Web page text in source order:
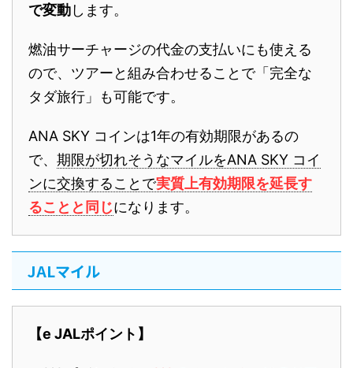
で変動します。
燃油サーチャージの代金の支払いにも使える
ので、ツアーと組み合わせることで「完全な
タダ旅行」も可能です。
ANA SKY コインは1年の有効期限があるの
で、 期限が切れそうなマイルをANA SKY コイ
ンに交換することで実質上有効期限を延長す
ることと同じになります。
JALマイル
【e JALポイント】